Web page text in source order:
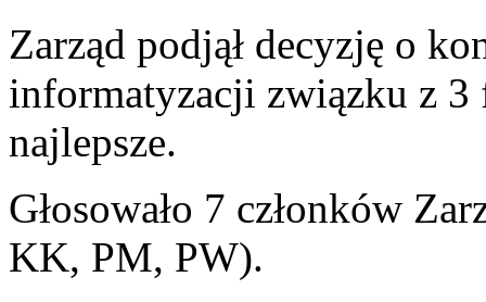
Zarząd podjął decyzję o
informatyzacji związku z
najlepsze.
Głosowało 7 członków
KK, PM, PW).